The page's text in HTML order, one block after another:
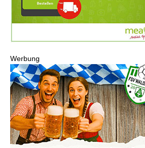
Werbung